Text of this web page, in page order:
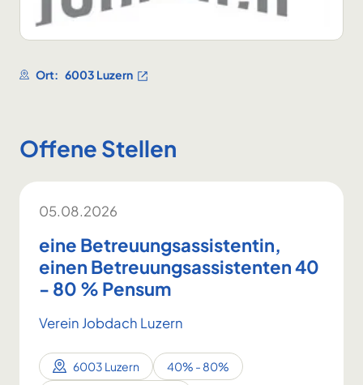
Ort: 6003 Luzern
Offene Stellen
05.08.2026
eine Betreuungsassistentin,
einen Betreuungsassistenten 40
- 80 % Pensum
Verein Jobdach Luzern
6003 Luzern
40% - 80%